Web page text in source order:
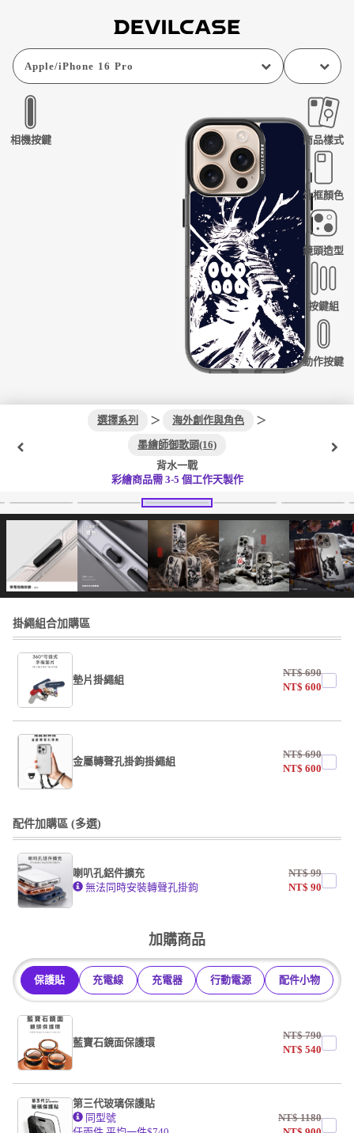
Apple/iPhone 16 Pro
相機按鍵 商品樣式
外框顏色
鏡頭造型
按鍵組
動作按鍵
選擇系列 ＞ 海外創作與角色 ＞
墨繪師御歌頭(16)
背水一戰
彩繪商品需 3-5 個工作天製作
掛繩組合加購區
墊片掛繩組
NT$690
NT$600
undefined / undefined
掛繩
金屬轉聲孔掛鉤掛繩組
NT$690
NT$600
掛繩
undefined / undefined
配件加購區 (多選)
喇叭孔鋁件擴充
無法同時安裝轉聲孔掛鉤
NT$99
NT$90
加購商品
保護貼 充電線 充電器 行動電源 配件小物
藍寶石鏡面保護環
NT$790
NT$540
第三代玻璃保護貼
同型號
NT$1180